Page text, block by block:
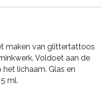
maken van glittertattoos
Voldoet aan de
het lichaam. Glas en
ml.